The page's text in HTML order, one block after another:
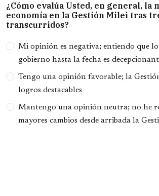
¿Cómo evalúa Usted, en general, la
economía en la Gestión Milei tras
transcurridos?
Opciones
Mi opinión es negativa; entiendo que
gobierno hasta la fecha es
Tengo una opinión favorable; la
logros destacables
Mantengo una opinión neutra; no he
mayores cambios desde arribada la